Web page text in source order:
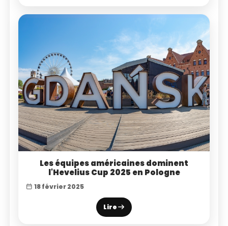
Les équipes américaines dominent
l'Hevelius Cup 2025 en Pologne
18 février 2025
Lire